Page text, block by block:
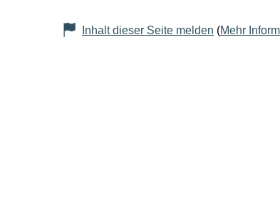
Inhalt dieser Seite melden (Mehr